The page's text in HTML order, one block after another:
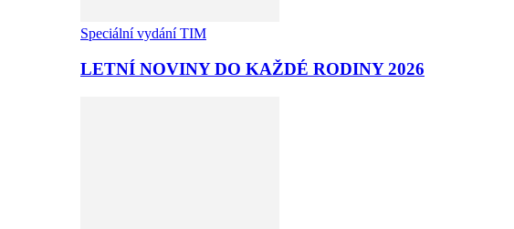
Speciální vydání TIM
LETNÍ NOVINY DO KAŽDÉ RODINY 2026